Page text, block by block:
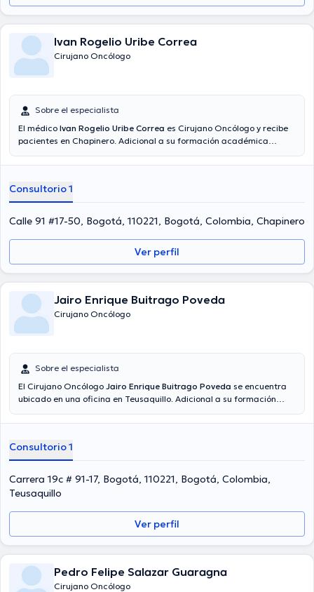
Ivan Rogelio Uribe Correa
Cirujano Oncólogo
Sobre el especialista
El médico Ivan Rogelio Uribe Correa es Cirujano Oncólogo y recibe
pacientes en Chapinero. Adicional a su formación académica
especialidad. El médico cuenta con varios años de experiencia
desempeñado como miembro de diversas asociaciones médicas.
Ivan Rogelio Uribe Correa ha contribuido en diversas conferencias
con la finalidad de tener una formación continua en su campo de
especialización y ha difundido diferentes artículos. Español son los
idiomas hablados por el especialista.
Consultorio 1
Calle 91 #17-50, Bogotá, 110221, Bogotá, Colombia, Chapinero
Ver perfil
Jairo Enrique Buitrago Poveda
Cirujano Oncólogo
Sobre el especialista
El Cirujano Oncólogo Jairo Enrique Buitrago Poveda se encuentra
ubicado en una oficina en Teusaquillo. Adicional a su formación
especialidad. El profesional de la salud lleva más de años de
él se ha desempeñado como miembro de diversas asociaciones
médicas. Jairo Enrique Buitrago Poveda ha compartido en diversas
conferencias con miras a tener una formación continua en su
ámbito de especialización y ha publicado diversos comunicados.
Finalmente, el especialista puede hablar Español en su consultorio.
Consultorio 1
Carrera 19c # 91-17, Bogotá, 110221, Bogotá, Colombia,
Teusaquillo
Ver perfil
Pedro Felipe Salazar Guaragna
Cirujano Oncólogo